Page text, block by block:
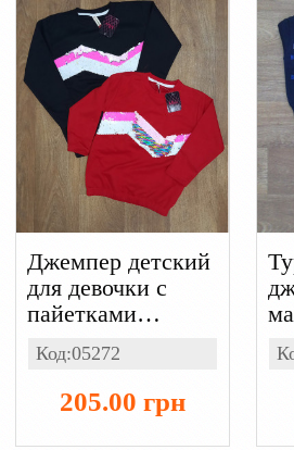
Джемпер детский
для девочки с
пайетками
Турция,
двухнитка
Код:05272
205.00 грн